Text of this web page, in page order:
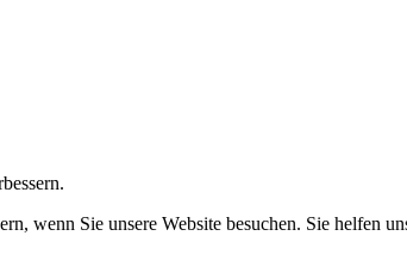
wenn Sie unsere Website besuchen. Sie helfen